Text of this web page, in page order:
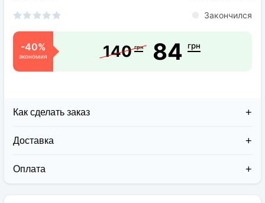
Закончился
-40%
экономия 140 грн 84 грн
Как сделать заказ
Доставка
курьерскими службами:
Оплата